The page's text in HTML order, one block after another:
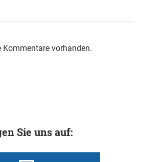
Kommentare vorhanden.
Sie uns auf: